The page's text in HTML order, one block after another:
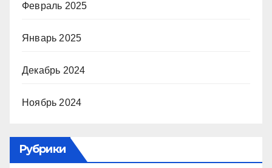
Февраль 2025
Январь 2025
Декабрь 2024
Ноябрь 2024
Рубрики